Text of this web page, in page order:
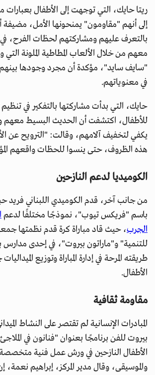
ريتا حايك، التي توجهت إلى الأطفال
إلى أنهم "مقاومون" يمنحونها الأمل، مضيفة
بالتعرف عليهم ومشاركتهم لحظات الفرح،
معهم من خلال الألعاب المطاطية الملونة
"سايف سايد"، مؤكدة أن مجرد وجودها بينهم
في معنوياتهم.
حايك، التي بدأت مشاركتها بالتفكير في
للأطفال، اكتشفت أن الحديث البسيط معهم
يكفي لتخفيف آلامهم، وقالت: "الترويح عن
هذه الظروف، حتى ينسوا للحظات واقعهم
الكوميديا لدعم النازحين
من جانب آخر، قدم الكوميدي اللبناني فريد
باسم "فريكس تيوب"، نموذجًا مختلفًا لدعم
الجرب، حيث قاد مباراة كرة قدم نظمتها
للتنمية" و"ماراتون بيروت"، في إحدى
طريقته المرحة في إدارة المباراة وتوزيع
الأطفال.
مقاومة ثقافية
المبادرات الإنسانية لم تقتصر على النشاط
بيروت للفن برنامجًا بعنوان "فنانون في
الأطفال النازحين في ورش عمل فنية